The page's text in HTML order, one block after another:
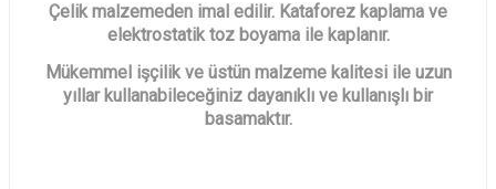
Çelik malzemeden imal edilir. Kataforez kaplama ve
elektrostatik toz boyama ile kaplanır.
Mükemmel işçilik ve üstün malzeme kalitesi ile uzun
yıllar kullanabileceğiniz dayanıklı ve kullanışlı bir
basamaktır.